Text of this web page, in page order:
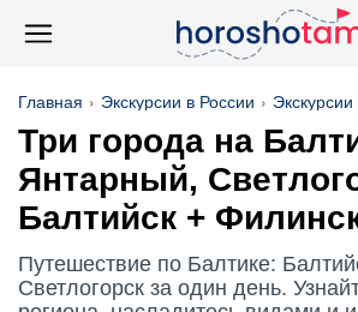
Главная Экскурсии в России
Три города на
Янтарный,
Балтийск +
Путешествие по Балтике:
Светлогорск за один день.